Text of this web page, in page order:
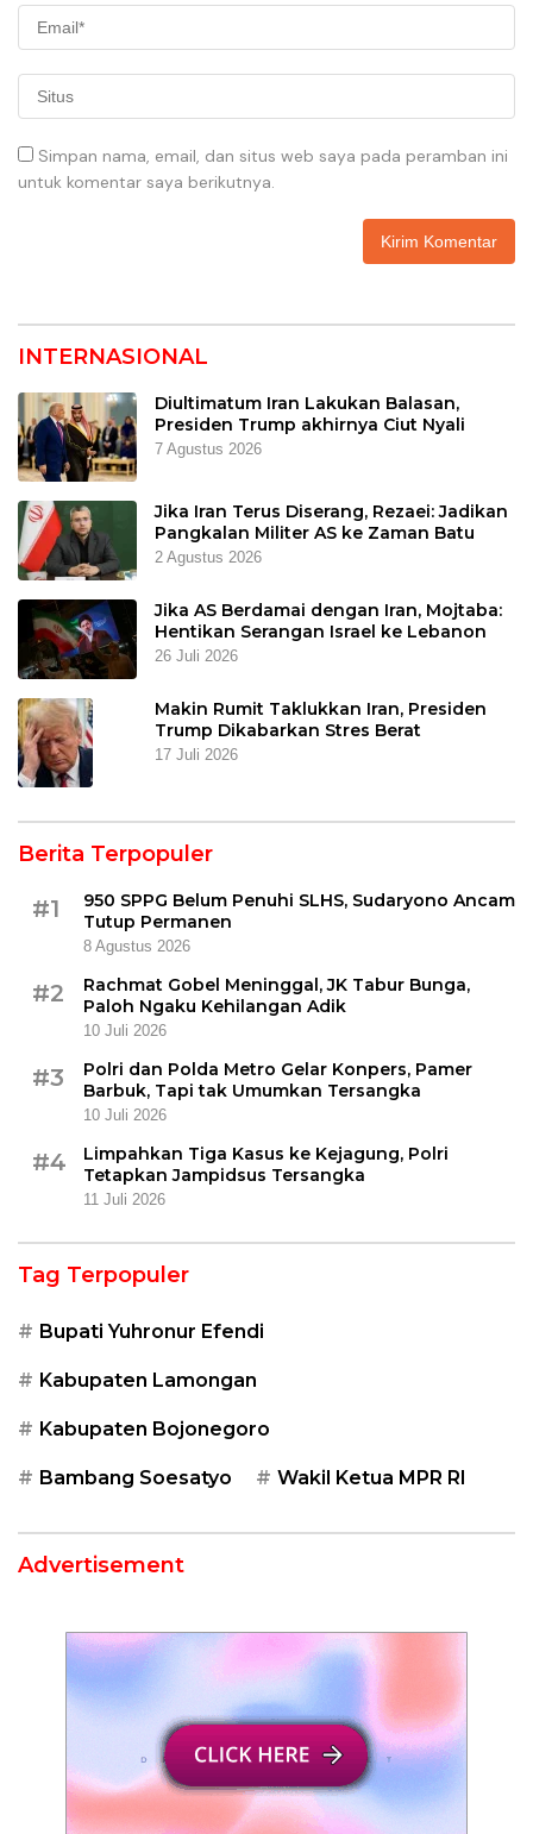
Simpan nama, email, dan situs web saya pada peramban ini
untuk komentar saya berikutnya.
INTERNASIONAL
Diultimatum Iran Lakukan Balasan,
Presiden Trump akhirnya Ciut Nyali
7 Agustus 2026
Jika Iran Terus Diserang, Rezaei: Jadikan
Pangkalan Militer AS ke Zaman Batu
2 Agustus 2026
Jika AS Berdamai dengan Iran, Mojtaba:
Hentikan Serangan Israel ke Lebanon
26 Juli 2026
Makin Rumit Taklukkan Iran, Presiden
Trump Dikabarkan Stres Berat
17 Juli 2026
Berita Terpopuler
#1
950 SPPG Belum Penuhi SLHS, Sudaryono Ancam
Tutup Permanen
8 Agustus 2026
#2
Rachmat Gobel Meninggal, JK Tabur Bunga,
Paloh Ngaku Kehilangan Adik
10 Juli 2026
#3
Polri dan Polda Metro Gelar Konpers, Pamer
Barbuk, Tapi tak Umumkan Tersangka
10 Juli 2026
#4
Limpahkan Tiga Kasus ke Kejagung, Polri
Tetapkan Jampidsus Tersangka
11 Juli 2026
Tag Terpopuler
Bupati Yuhronur Efendi
Kabupaten Lamongan
Kabupaten Bojonegoro
Bambang Soesatyo Wakil Ketua MPR RI
Advertisement